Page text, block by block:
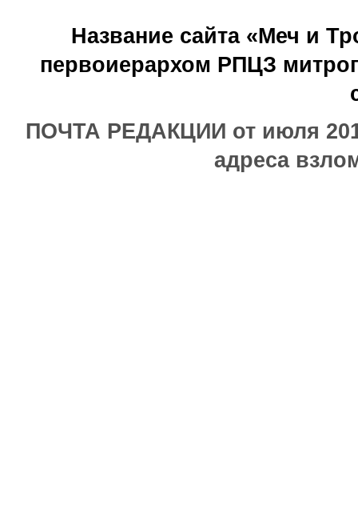
Название сайта «Меч и
первоиерархом РПЦЗ
ПОЧТА РЕДАКЦИИ от июля
адреса